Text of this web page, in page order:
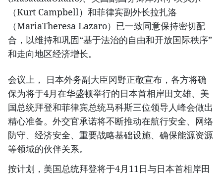
（Kurt Campbell）和菲律宾副外长拉扎洛
（MariaTheresa Lazaro）已一致同意保持密切配
合，以维持和巩固“基于法治的自由和开放国际秩序”
和走向地区经济增长。
会议上， 日本外务副大臣冈野正敬宣布，各方将确
保为将于4月在华盛顿举行的日本首相岸田文雄、美
国总统拜登和菲律宾总统马科斯三位领导人峰会做出
精心准备。外交官承诺将不断推动在航行安全、网络
防守、经济安全、重要战略基础设施、确保能源资源
等领域的伙伴关系。
按计划，美国总统拜登将于4月11日与日本首相岸田